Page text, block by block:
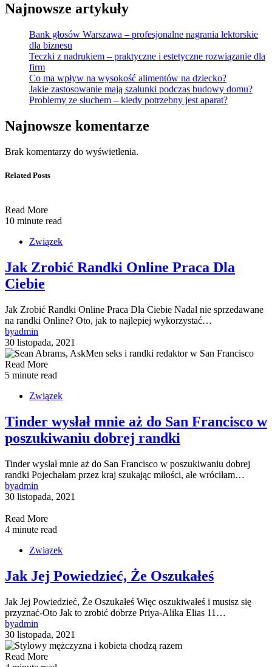
Najnowsze artykuły
Bank głosów Warszawa – profesjonalne nagrania lektorskie
dla biznesu
Teczki z nadrukiem – praktyczne i estetyczne rozwiązanie dla
firm
Co ma wpływ na wysokość alimentów na dziecko?
Jakie zastosowanie mają szalunki podczas budowy domu?
Problemy ze słuchem – kiedy potrzebny jest aparat?
Najnowsze komentarze
Brak komentarzy do wyświetlenia.
Related Posts
Read More
10 minute read
Związek
Jak Zrobić Randki Online Praca Dla
Ciebie
Jak Zrobić Randki Online Praca Dla Ciebie Nadal nie sprzedawane
na randki Online? Oto, jak to najlepiej wykorzystać…
byadmin
30 listopada, 2021
Read More
5 minute read
Związek
Tinder wysłał mnie aż do San Francisco w
poszukiwaniu dobrej randki
Tinder wysłał mnie aż do San Francisco w poszukiwaniu dobrej
randki Pojechałam przez kraj szukając miłości, ale wróciłam…
byadmin
30 listopada, 2021
Read More
4 minute read
Związek
Jak Jej Powiedzieć, Że Oszukałeś
Jak Jej Powiedzieć, Że Oszukałeś Więc oszukiwałeś i musisz się
przyznać-Oto Jak to zrobić dobrze Priya-Alika Elias 11…
byadmin
30 listopada, 2021
Read More